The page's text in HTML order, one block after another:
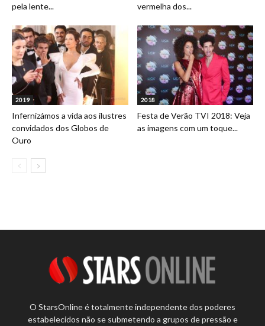
pela lente...
vermelha dos...
2019
Infernizámos a vida aos ilustres
convidados dos Globos de
Ouro
2018
Festa de Verão TVI 2018: Veja
as imagens com um toque...
O StarsOnline é totalmente independente dos poderes
estabelecidos não se submetendo a grupos de pressão e